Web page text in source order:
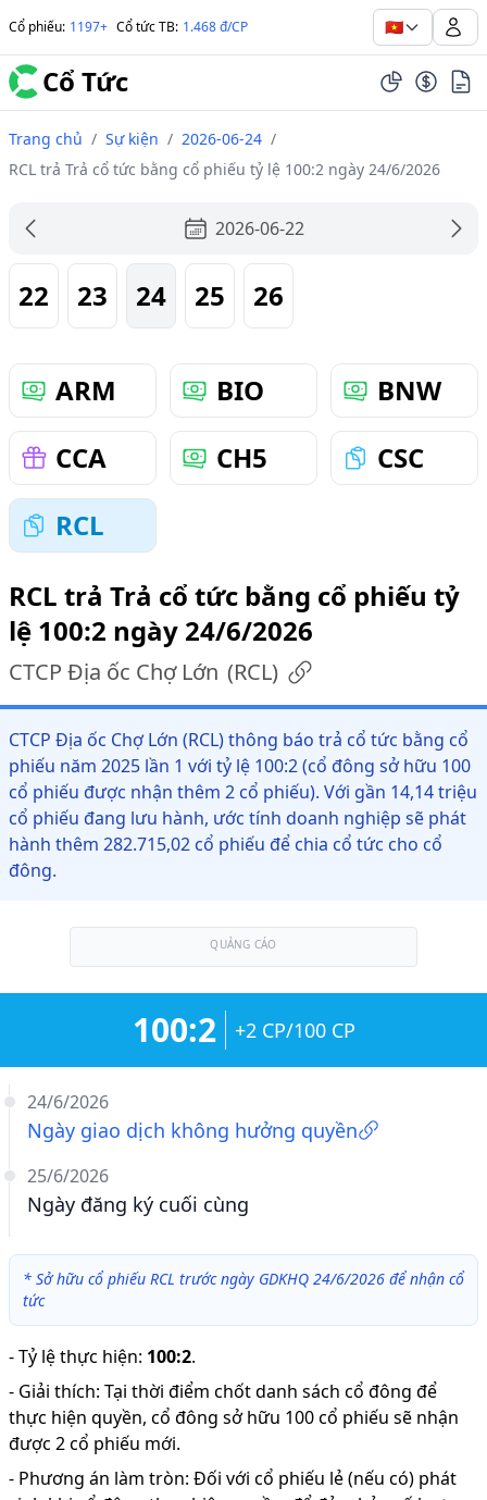
Cổ phiếu: 1197+ Cổ tức TB: 1.468 đ/CP 🇻🇳
Cổ Tức
Trang chủ / Sự kiện / 2026-06-24 /
RCL trả Trả cổ tức bằng cổ phiếu tỷ lệ 100:2 ngày 24/6/2026
2026-06-22
22 23 24 25 26
ARM BIO
BNW
CCA
CH5
CSC
RCL
RCL trả Trả cổ tức bằng cổ phiếu tỷ
lệ 100:2 ngày 24/6/2026
CTCP Địa ốc Chợ Lớn (RCL)
CTCP Địa ốc Chợ Lớn (RCL) thông báo trả cổ tức bằng cổ
phiếu năm 2025 lần 1 với tỷ lệ 100:2 (cổ đông sở hữu 100
cổ phiếu được nhận thêm 2 cổ phiếu). Với gần 14,14 triệu
cổ phiếu đang lưu hành, ước tính doanh nghiệp sẽ phát
hành thêm 282.715,02 cổ phiếu để chia cổ tức cho cổ
đông.
QUẢNG CÁO
24/6/2026
Ngày giao dịch không hưởng quyền
25/6/2026
Ngày đăng ký cuối cùng
100:2 +2 CP/100 CP
* Sở hữu cổ phiếu RCL trước ngày GDKHQ 24/6/2026 để nhận cổ
tức
-Tỷ lệ thực hiện: 100:2.
- Giải thích: Tại thời điểm chốt danh sách cổ đông để
thực hiện quyền, cổ đông sở hữu 100 cổ phiếu sẽ nhận
được 2 cổ phiếu mới.
- Phương án làm tròn: Đối với cổ phiếu lẻ (nếu có) phát